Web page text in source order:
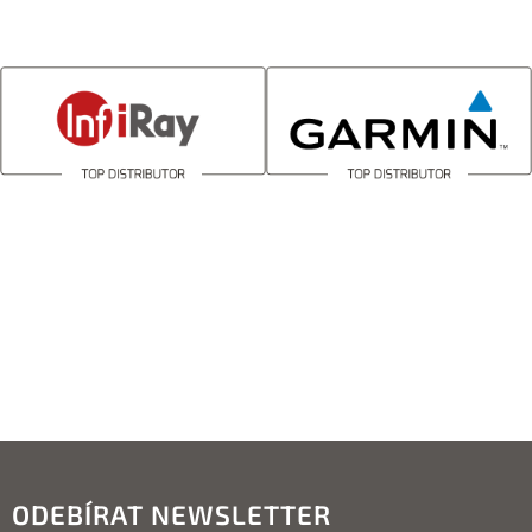
ODEBÍRAT NEWSLETTER